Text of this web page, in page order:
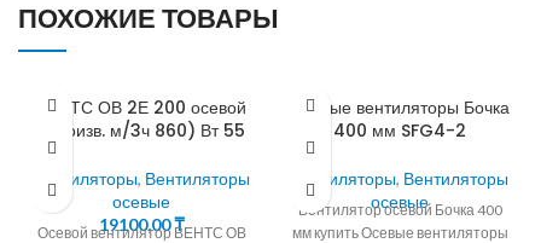
ПОХОЖИЕ ТОВАРЫ
ВЕНТС ОВ 2Е 200 осевой
(произв. м/3ч 860) Вт 55
Вентиляторы, Вентиляторы
осевые
19100,00₸
Осевой вентилятор ВЕНТС ОВ
Осевые вентиляторы Бочка
400 мм SFG4-2
Вентиляторы, Вентиляторы
осевые
Вентилятор осевой Бочка 400
мм купить Осевые вентиляторы